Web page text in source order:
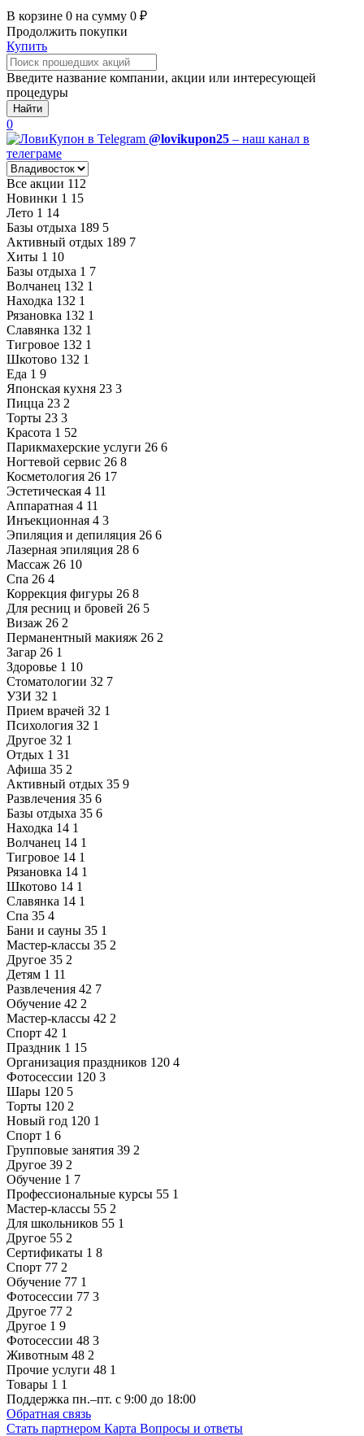
В корзине 0 на сумму 0 ₽
Продолжить покупки
Купить
Введите название компании, акции или интересующей
процедуры
Найти
0
@lovikupon25 – наш канал в
телеграме
Все акции 112
Новинки 1 15
Лето 1 14
Базы отдыха 189 5
Активный отдых 189 7
Хиты 1 10
Базы отдыха 1 7
Волчанец 132 1
Находка 132 1
Рязановка 132 1
Славянка 132 1
Тигровое 132 1
Шкотово 132 1
Еда 1 9
Японская кухня 23 3
Пицца 23 2
Торты 23 3
Красота 1 52
Парикмахерские услуги 26 6
Ногтевой сервис 26 8
Косметология 26 17
Эстетическая 4 11
Аппаратная 4 11
Инъекционная 4 3
Эпиляция и депиляция 26 6
Лазерная эпиляция 28 6
Массаж 26 10
Спа 26 4
Коррекция фигуры 26 8
Для ресниц и бровей 26 5
Визаж 26 2
Перманентный макияж 26 2
Загар 26 1
Здоровье 1 10
Стоматологии 32 7
УЗИ 32 1
Прием врачей 32 1
Психология 32 1
Другое 32 1
Отдых 1 31
Афиша 35 2
Активный отдых 35 9
Развлечения 35 6
Базы отдыха 35 6
Находка 14 1
Волчанец 14 1
Тигровое 14 1
Рязановка 14 1
Шкотово 14 1
Славянка 14 1
Спа 35 4
Бани и сауны 35 1
Мастер-классы 35 2
Другое 35 2
Детям 1 11
Развлечения 42 7
Обучение 42 2
Мастер-классы 42 2
Спорт 42 1
Праздник 1 15
Организация праздников 120 4
Фотосессии 120 3
Шары 120 5
Торты 120 2
Новый год 120 1
Спорт 1 6
Групповые занятия 39 2
Другое 39 2
Обучение 1 7
Профессиональные курсы 55 1
Мастер-классы 55 2
Для школьников 55 1
Другое 55 2
Сертификаты 1 8
Спорт 77 2
Обучение 77 1
Фотосессии 77 3
Другое 77 2
Другое 1 9
Фотосессии 48 3
Животным 48 2
Прочие услуги 48 1
Товары 1 1
Поддержка пн.–пт. с 9:00 до 18:00
Обратная связь
Стать партнером Карта Вопросы и ответы